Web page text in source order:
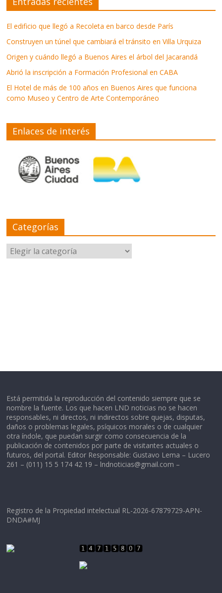
El edificio que llegó a Recoleta en barco desde París
Construyen un túnel que cambiará el tránsito en Villa Urquiza
Origen y cuándo llegó a Buenos Aires el árbol del Jacarandá
Abrió la inscripción a Formación Profesional en CABA
El Hotel de más de 100 años en Buenos Aires que funciona
como Museo y Centro de Arte Contemporáneo
Enlaces de interés
Categorías
Categorías
Está permitida la reproducción del contenido siempre que se
nombre la fuente. Los que hacen LND noticias no se hacen
responsables, ni directos, ni indirectos sobre quejas, disputas,
daños o problemas legales, psíquicos morales o de cualquier
otra índole, que puedan surgir como consecuencia de la
publicación de contenidos por parte de visitantes actuales o
futuros, del portal. Editor Responsable: Gustavo Lema – Lucero
261 – (011) 15 5 174 42 19 – lndnoticias@gmail.com –
Registro de la Propiedad intelectual RL-2026-67879729-APN-
DNDA#MJ